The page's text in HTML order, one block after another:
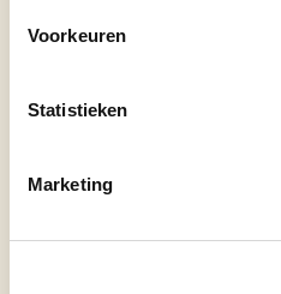
Voorkeuren
Statistieken
Marketing
SOLLICITEREN